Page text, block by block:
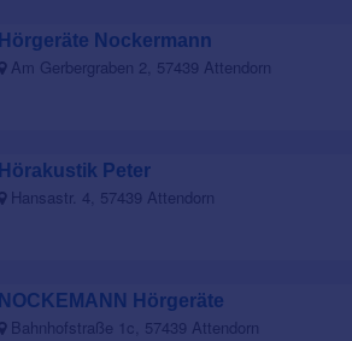
Hörgeräte Nockermann
Am Gerbergraben 2, 57439 Attendorn
Hörakustik Peter
Hansastr. 4, 57439 Attendorn
NOCKEMANN Hörgeräte
Bahnhofstraße 1c, 57439 Attendorn